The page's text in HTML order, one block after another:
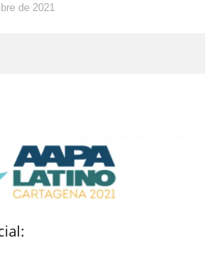
de 2021